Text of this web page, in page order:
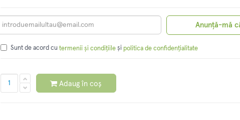
Anunță-mă
Sunt de acord cu termenii și condițiileși politica de confidențialitate
Adaug în coș